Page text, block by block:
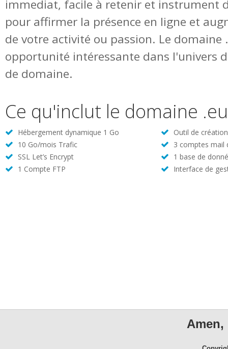
immediat, facile à retenir et instrument
pour affirmer la présence en ligne et
de votre activité ou passion. Le domaine
opportunité intéressante dans l'univers
de domaine.
Ce qu'inclut le domaine
Hébergement dynamique 1 Go
Outil de
10 Go/mois Trafic
3 comptes mail
SSL Let’s Encrypt
1 base de
1 Compte FTP
Interface de